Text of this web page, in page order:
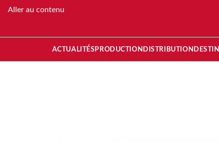
Aller au contenu
ACTUALITÉS PRODUCTION DISTRIBUTION